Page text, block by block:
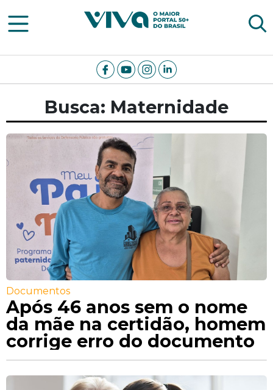
Viva Notícias
Busca: Maternidade
Documentos
Após 46 anos sem o nome
da mãe na certidão, homem
corrige erro do documento